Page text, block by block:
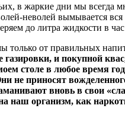
в жаркие дни мы всегда
неволей вымывается
до литра жидкости в
только от правильных
газировки, и покупной
столе в любое время
не приносят
вновь в свои
наш организм, как